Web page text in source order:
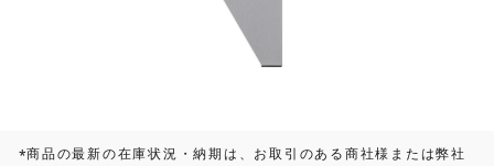
*商品の最新の在庫状況・納期は、お取引のある商社様または弊社